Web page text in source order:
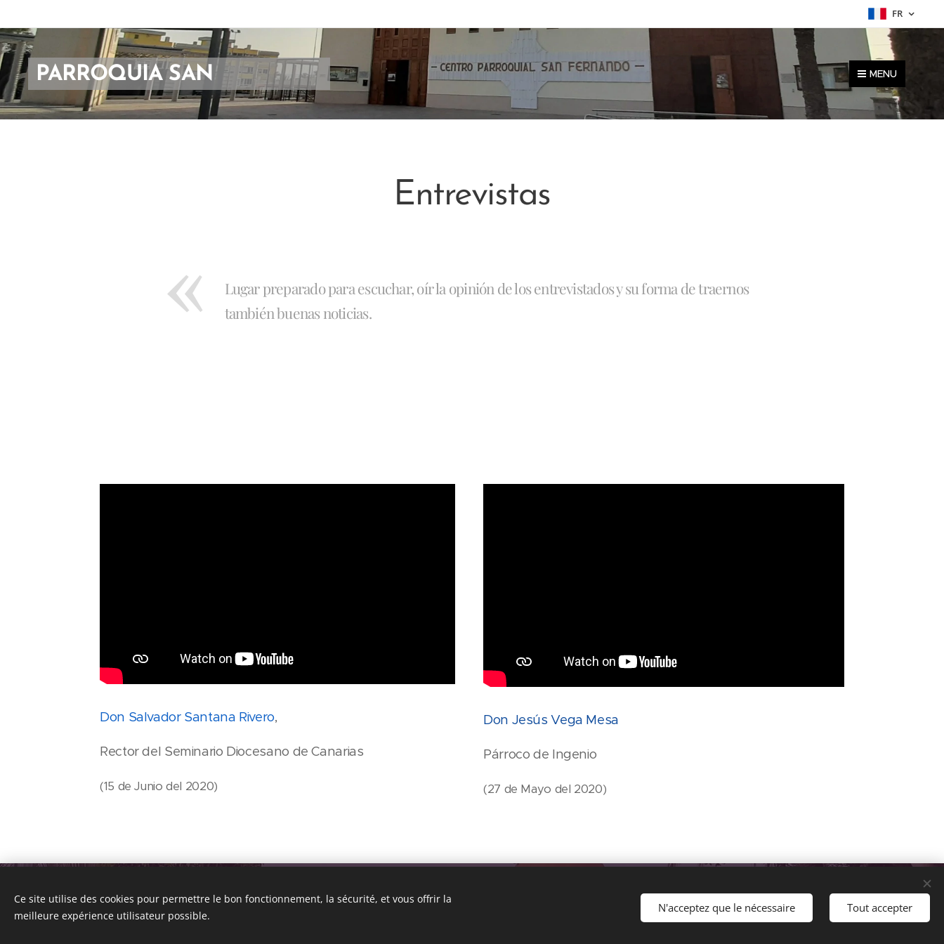
FR
PARROQUIA SAN
FERNANDO
MENU
Entrevistas
Lugar preparado para escuchar, oír la opinión de los entrevistados y su forma de traernos
también buenas noticias.
Don Salvador Santana Rivero,
Rector del Seminario Diocesano de Canarias
(15 de Junio del 2020)
Don Jesús Vega Mesa
Párroco de Ingenio
(27 de Mayo del 2020)
928 76 42 41
Creado conWebnode
Langues
Español
Italiano English
Deutsch
Français
Ce site utilise des cookies pour permettre le bon fonctionnement, la sécurité, et vous offrir la
meilleure expérience utilisateur possible.
N'acceptez que le nécessaire Tout accepter